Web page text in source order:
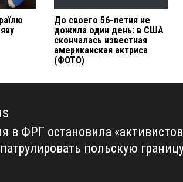
До своего 56-летия не
дожила один день: в США
скончалась известная
американская актриса
(ФОТО)
в ФРГ остановила
польскую